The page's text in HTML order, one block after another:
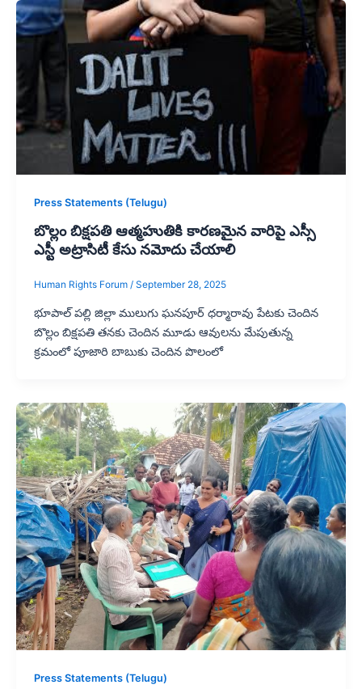
Press Statements (Telugu)
బొల్లం బిక్షపతి ఆత్మహుతికి కారణమైన వారిపై ఎస్సీ
ఎస్టీ అట్రాసిటీ కేసు నమోదు చేయాలి
Human Rights Forum / September 28, 2025
భూపాల్ పల్లి జిల్లా ములుగు ఘనపూర్ ధర్మారావు పేటకు చెందిన
బొల్లం బిక్షపతి తనకు చెందిన మూడు ఆవులను మేపుతున్న
క్రమంలో పూజారి బాబుకు చెందిన పొలంలో
Press Statements (Telugu)